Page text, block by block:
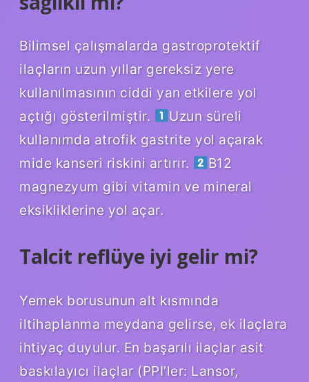
Bilimsel çalışmalarda gastroprotektif
ilaçların uzun yıllar gereksiz yere
kullanılmasının ciddi yan etkilere yol
açtığı gösterilmiştir.
Uzun süreli
kullanımda atrofik gastrite yol açarak
mide kanseri riskini artırır.
B12
magnezyum gibi vitamin ve mineral
eksikliklerine yol açar.
Talcit reflüye iyi gelir mi?
Yemek borusunun alt kısmında
iltihaplanma meydana gelirse, ek ilaçlara
ihtiyaç duyulur. En başarılı ilaçlar asit
baskılayıcı ilaçlar (PPI’ler: Lansor,